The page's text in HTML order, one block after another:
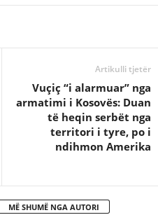
Artikulli tjetër
Vuçiç “i alarmuar” nga
armatimi i Kosovës: Duan
të heqin serbët nga
territori i tyre, po i
ndihmon Amerika
MË SHUMË NGA AUTORI